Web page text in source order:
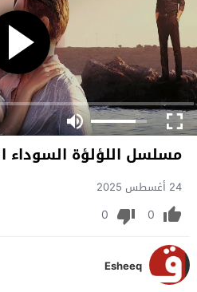
مسلسل اللؤلؤة السوداء
24 أغسطس 2025
0
0
Esheeq